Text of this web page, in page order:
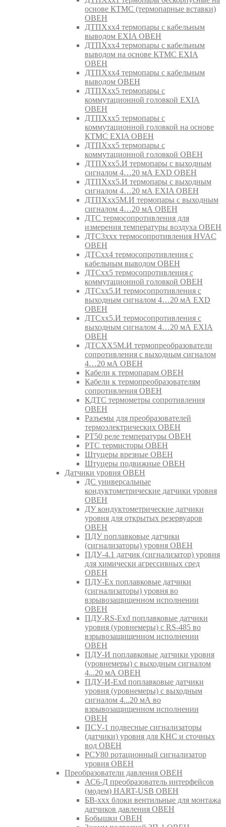
основе КТМС (термопарные вставки)
ОВЕН
ДТПХхх4 термопары с кабельным
выводом EXIA ОВЕН
ДТПХхх4 термопары с кабельным
выводом на основе КТМС EXIA
ОВЕН
ДТПХхх4 термопары с кабельным
выводом ОВЕН
ДТПХхх5 термопары с
коммутационной головкой EXIA
ОВЕН
ДТПХхх5 термопары с
коммутационной головкой на основе
КТМС EXIA ОВЕН
ДТПХхх5 термопары с
коммутационной головкой ОВЕН
ДТПХхх5.И термопары с выходным
сигналом 4…20 мА EXD ОВЕН
ДТПХхх5.И термопары с выходным
сигналом 4…20 мА EXIA ОВЕН
ДТПХхх5М.И термопары с выходным
сигналом 4…20 мА ОВЕН
ДТС термосопротивления для
измерения температуры воздуха ОВЕН
ДТС3ххх термосопротивления HVAC
ОВЕН
ДТСхх4 термосопротивления с
кабельным выводом ОВЕН
ДТСхх5 термосопротивления с
коммутационной головкой ОВЕН
ДТСхх5.И термосопротивления с
выходным сигналом 4…20 мА EXD
ОВЕН
ДТСхх5.И термосопротивления с
выходным сигналом 4…20 мА EXIA
ОВЕН
ДТСХХ5М.И термопреобразователи
сопротивления с выходным сигналом
4…20 мА ОВЕН
Кабели к термопарам ОВЕН
Кабели к термопреобразователям
сопротивления ОВЕН
КДТС термометры сопротивления
ОВЕН
Разъемы для преобразователей
термоэлектрических ОВЕН
РТ50 реле температуры ОВЕН
РТС термисторы ОВЕН
Штуцеры врезные ОВЕН
Штуцеры подвижные ОВЕН
Датчики уровня ОВЕН
ДС универсальные
кондуктометрические датчики уровня
ОВЕН
ДУ кондуктометрические датчики
уровня для открытых резервуаров
ОВЕН
ПДУ поплавковые датчики
(сигнализаторы) уровня ОВЕН
ПДУ-4.1 датчик (сигнализатор) уровня
для химически агрессивных сред
ОВЕН
ПДУ-Ex поплавковые датчики
(сигнализаторы) уровня во
взрывозащищенном исполнении
ОВЕН
ПДУ-RS-Exd поплавковые датчики
уровня (уровнемеры) с RS-485 во
взрывозащищенном исполнении
ОВЕН
ПДУ-И поплавковые датчики уровня
(уровнемеры) с выходным сигналом
4...20 мА ОВЕН
ПДУ-И-Exd поплавковые датчики
уровня (уровнемеры) с выходным
сигналом 4...20 мА во
взрывозащищенном исполнении
ОВЕН
ПСУ-1 подвесные сигнализаторы
(датчики) уровня для КНС и сточных
вод ОВЕН
РСУ80 ротационный сигнализатор
уровня ОВЕН
Преобразователи давления ОВЕН
АС6-Д преобразователь интерфейсов
(модем) HART-USB ОВЕН
БВ-ххх блоки вентильные для монтажа
датчиков давления ОВЕН
Бобышки ОВЕН